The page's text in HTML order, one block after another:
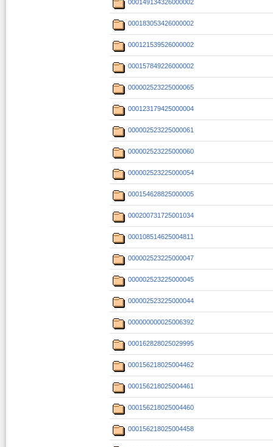
000149134326000002
000183053426000002
000121539526000002
000157849226000002
000002523225000065
000123179425000004
000002523225000061
000002523225000060
000002523225000054
000154628825000005
000200731725001034
000108514625004811
000002523225000047
000002523225000045
000002523225000044
000000000025006392
000162828025029995
000156218025004462
000156218025004461
000156218025004460
000156218025004458